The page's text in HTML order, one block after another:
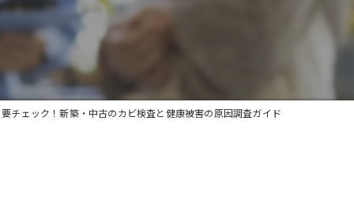
ZEH住宅
カビ検査
チェック！新築・中古のカビ検査と健康被害の原因調査ガイド